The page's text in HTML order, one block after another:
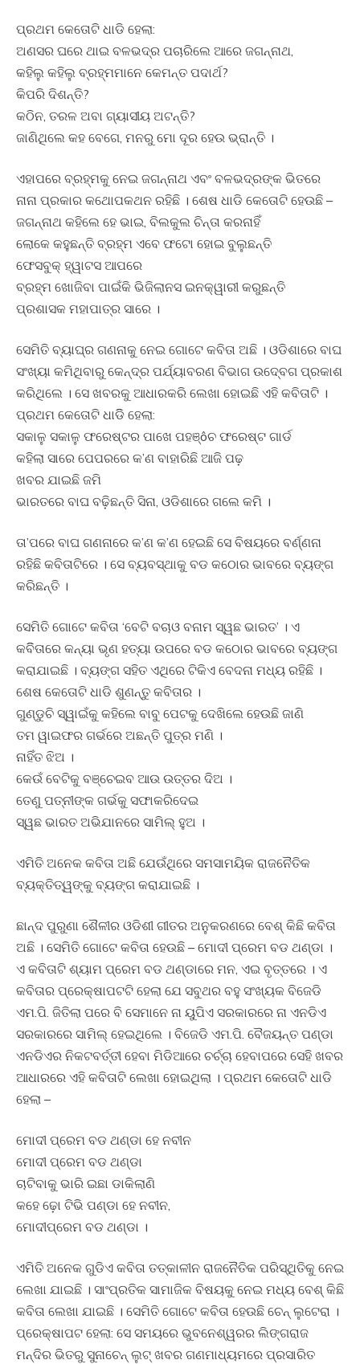
ପ୍ରଥମ କେତୋଟି ଧାଡି ହେଲା:
ଅଣସର ଘରେ ଥାଇ ବଳଭଦ୍ର ପଚାରିଲେ ଆରେ ଜଗନ୍ନାଥ,
କହିଲୁ କହିଲୁ ବ୍ରହ୍ମମାନେ କେମନ୍ତ ପଦାର୍ଥ?
କିପରି ଦିଶନ୍ତି?
କଠିନ, ତରଳ ଅବା ଗ୍ୟାସୀୟ ଅଟନ୍ତି?
ଜାଣିଥିଲେ କହ ବେଗେ, ମନରୁ ମୋ ଦୂର ହେଉ ଭ୍ରାନ୍ତି ।
ଏହାପରେ ବ୍ରହ୍ମକୁ ନେଇ ଜଗନ୍ନାଥ ଏବଂ ବଳଭଦ୍ରଙ୍କ ଭିତରେ
ନାନା ପ୍ରକାର କଥୋପକଥନ ରହିଛି । ଶେଷ ଧାଡି କେତୋଟି ହେଉଛି –
ଜଗନ୍ନାଥ କହିଲେ ହେ ଭାଇ, ବିଲକୁଲ ଚିନ୍ତା କରନାହିଁ
ଲୋକେ କହୁଛନ୍ତି ବ୍ରହ୍ମ ଏବେ ଫଟୋ ହୋଇ ବୁଲୁଛନ୍ତି
ଫେସବୁକ୍‍ ହ୍ୱାଟସ ଆପରେ
ବ୍ରହ୍ମ ଖୋଜିବା ପାଇଁକି ଭିଜିଲାନସ ଇନକ୍ୱାରୀ କରୁଛନ୍ତି
ପ୍ରଶାସକ ମହାପାତ୍ର ସାରେ ।
ସେମିତି ବ୍ୟାଘ୍ର ଗଣନାକୁ ନେଇ ଗୋଟେ କବିତା ଅଛି । ଓଡିଶାରେ ବାଘ
ସଂଖ୍ୟା କମିଥିବାରୁ କେନ୍ଦ୍ର ପର୍ଯ୍ୟାବରଣ ବିଭାଗ ଉଦ୍‍ବେଗ ପ୍ରକାଶ
କରିଥିଲେ । ସେ ଖବରକୁ ଆଧାରକରି ଲେଖା ହୋଇଛି ଏହି କବିତାଟି ।
ପ୍ରଥମ କେତୋଟି ଧାଡିି ହେଲା:
ସକାଳୁ ସକାଳୁ ଫରେଷ୍ଟର ପାଖେ ପହଞ୍ôଚ ଫରେଷ୍ଟ ଗାର୍ଡ
କହିଲା ସାରେ ପେପରରେ କ’ଣ ବାହାରିଛି ଆଜି ପଢ଼
ଖବର ଯାଇଛି ଜମି
ଭାରତରେ ବାଘ ବଢ଼ିଛନ୍ତି ସିନା, ଓଡିଶାରେ ଗଲେ କମି ।
ତା’ପରେ ବାଘ ଗଣନାରେ କ’ଣ କ’ଣ ହେଇଛି ସେ ବିଷୟରେ ବର୍ଣ୍ଣନା
ରହିଛି କବିତାଟିରେ । ସେ ବ୍ୟବସ୍ଥାକୁ ବଡ କଠୋର ଭାବରେ ବ୍ୟଙ୍ଗ
କରିଛନ୍ତି ।
ସେମିତି ଗୋଟେ କବିତା ‘ବେଟି ବଚାଓ ବନାମ ସ୍ୱଛ ଭାରତ’ । ଏ
କବିିତାରେ କନ୍ୟା ଭୃଣ ହତ୍ୟା ଉପରେ ବଡ କଠୋର ଭାବରେ ବ୍ୟଙ୍ଗ
କରାଯାଇଛି । ବ୍ୟଙ୍ଗ ସହିତ ଏଥିରେ ଟିକିଏ ବେଦନା ମଧ୍ୟ ରହିଛି ।
ଶେଷ କେତୋଟି ଧାଡି ଶୁଣନ୍ତୁ କବିତାର ।
ଗୁଣ୍ଡୁଚି ସ୍ୱାଇଁକୁ କହିଲେ ବାବୁ ପେଟକୁ ଦେଖିଲେ ହେଉଛି ଜାଣି
ତମ ୱାଇଫର ଗର୍ଭରେ ଅଛନ୍ତି ପୁତ୍ର ମଣି ।
ନାହିଁତ ଝିଅ ।
କେଉଁ ବେଟିକୁ ବଞ୍ଚେଇବ ଆଉ ଉତ୍ତର ଦିଅ ।
ତେଣୁ ପତ୍ନୀଙ୍କ ଗର୍ଭକୁ ସଫାକରିଦେଇ
ସ୍ୱଛ ଭାରତ ଅଭିଯାନରେ ସାମିଲ୍‍ ହୁଅ ।
ଏମିତି ଅନେକ କବିତା ଅଛି ଯେଉଁଥିରେ ସମସାମୟିକ ରାଜନୈତିକ
ବ୍ୟକ୍ତିତ୍ୱଙ୍କୁ ବ୍ୟଙ୍ଗ କରାଯାଇଛି ।
ଛାନ୍ଦ ପୁରୁଣା ଶୈଳୀର ଓଡିଶୀ ଗୀତର ଅନୁକରଣରେ ବେଶ୍‍ କିଛି କବିତା
ଅଛି । ସେମିତି ଗୋଟେ କବିତା ହେଉଛି – ମୋଦୀ ପ୍ରେମ ବଡ ଥଣ୍ଡା ।
ଏ କବିତାଟି ଶ୍ୟାମ ପ୍ରେମ ବଡ ଥଣ୍ଡାରେ ମନ, ଏଇ ବୃତ୍ତରେ । ଏ
କବିତାର ପ୍ରେକ୍ଷାପଟଟି ହେଲା ଯେ ସବୁଥର ବହୁ ସଂଖ୍ୟକ ବିଜେଡି
ଏମ.ପି. ଜିତିଲା ପରେ ବି ସେମାନେ ନା ୟୁପିଏ ସରକାରରେ ନା ଏନଡିଏ
ସରକାରରେ ସାମିଲ୍‍ ହେଇଥିଲେ । ବିଜେଡି ଏମ.ପି. ବୈଜୟନ୍ତ ପଣ୍ଡା
ଏନଡିଏର ନିକଟବର୍ତ୍ତୀ ହେବା ମିଡିଆରେ ଚର୍ଚ୍ଚା ହେବାପରେ ସେହି ଖବର
ଆଧାରରେ ଏହି କବିତାଟି ଲେଖା ହୋଇଥିଲା । ପ୍ରଥମ କେତୋଟି ଧାଡି
ହେଲା –
ମୋଦୀ ପ୍ରେମ ବଡ ଥଣ୍ଡା ହେ ନବୀନ
ମୋଦୀ ପ୍ରେମ ବଡ ଥଣ୍ଡା
ଚାଟିବାକୁ ଭାରି ଇଛା ଡାକିଲାଣି
କହେ ଢ଼ୋ ଟିଭି ପଣ୍ଡା ହେ ନବୀନ,
ମୋଦୀପ୍ରେମ ବଡ ଥଣ୍ଡା ।
ଏମିତି ଅନେକ ଗୁଡିଏ କବିତା ତତ୍କାଳୀନ ରାଜନୈତିକ ପରିସ୍ଥିତିକୁ ନେଇ
ଲେଖା ଯାଇଛି । ସାଂପ୍ରତିକ ସାମାଜିକ ବିଷୟକୁ ନେଇ ମଧ୍ୟ ବେଶ୍‍ କିଛି
କବିତା ଲେଖା ଯାଇଛି । ସେମିତି ଗୋଟେ କବିତା ହେଉଛି ଚେନ୍‍ ଲୁଟେରା ।
ପ୍ରେକ୍ଷାପଟ ହେଲା: ସେ ସମୟରେ ଭୁବନେଶ୍ୱରର ଲିଙ୍ଗରାଜ
ମନ୍ଦିର ଭିତରୁ ସୁନାଚେନ୍‍ ଲୁଟ୍‍ ଖବର ଗଣମାଧ୍ୟମରେ ପ୍ରସାରିତ